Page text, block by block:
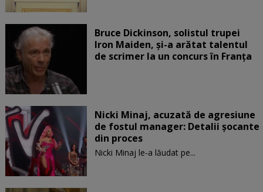
Bruce Dickinson, solistul trupei
Iron Maiden, şi-a arătat talentul
de scrimer la un concurs în Franţa
Nicki Minaj, acuzată de agresiune
de fostul manager: Detalii șocante
din proces
Nicki Minaj le-a lăudat pe...